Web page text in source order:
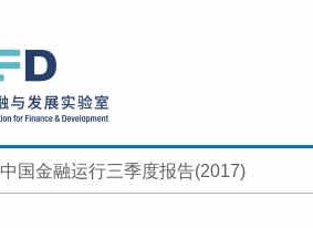
中国金融运行三季度报告(2017)